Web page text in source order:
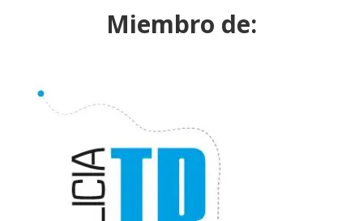
Miembro de: